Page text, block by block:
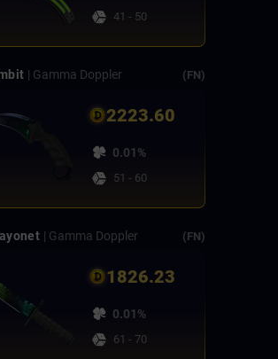
41 - 50
| Gamma Doppler (FN)
2223.60
0.01%
51 - 60
| Gamma Doppler (FN)
1826.23
0.01%
61 - 70